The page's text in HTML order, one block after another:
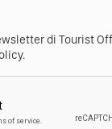
di Tourist